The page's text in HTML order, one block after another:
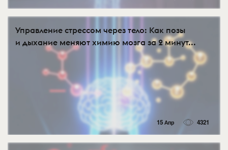
Управление стрессом через тело: Как позы
и дыхание меняют химию мозга за 2 минут...
15 Апр 4321